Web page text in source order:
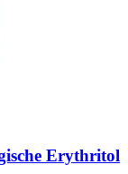
Erythritol